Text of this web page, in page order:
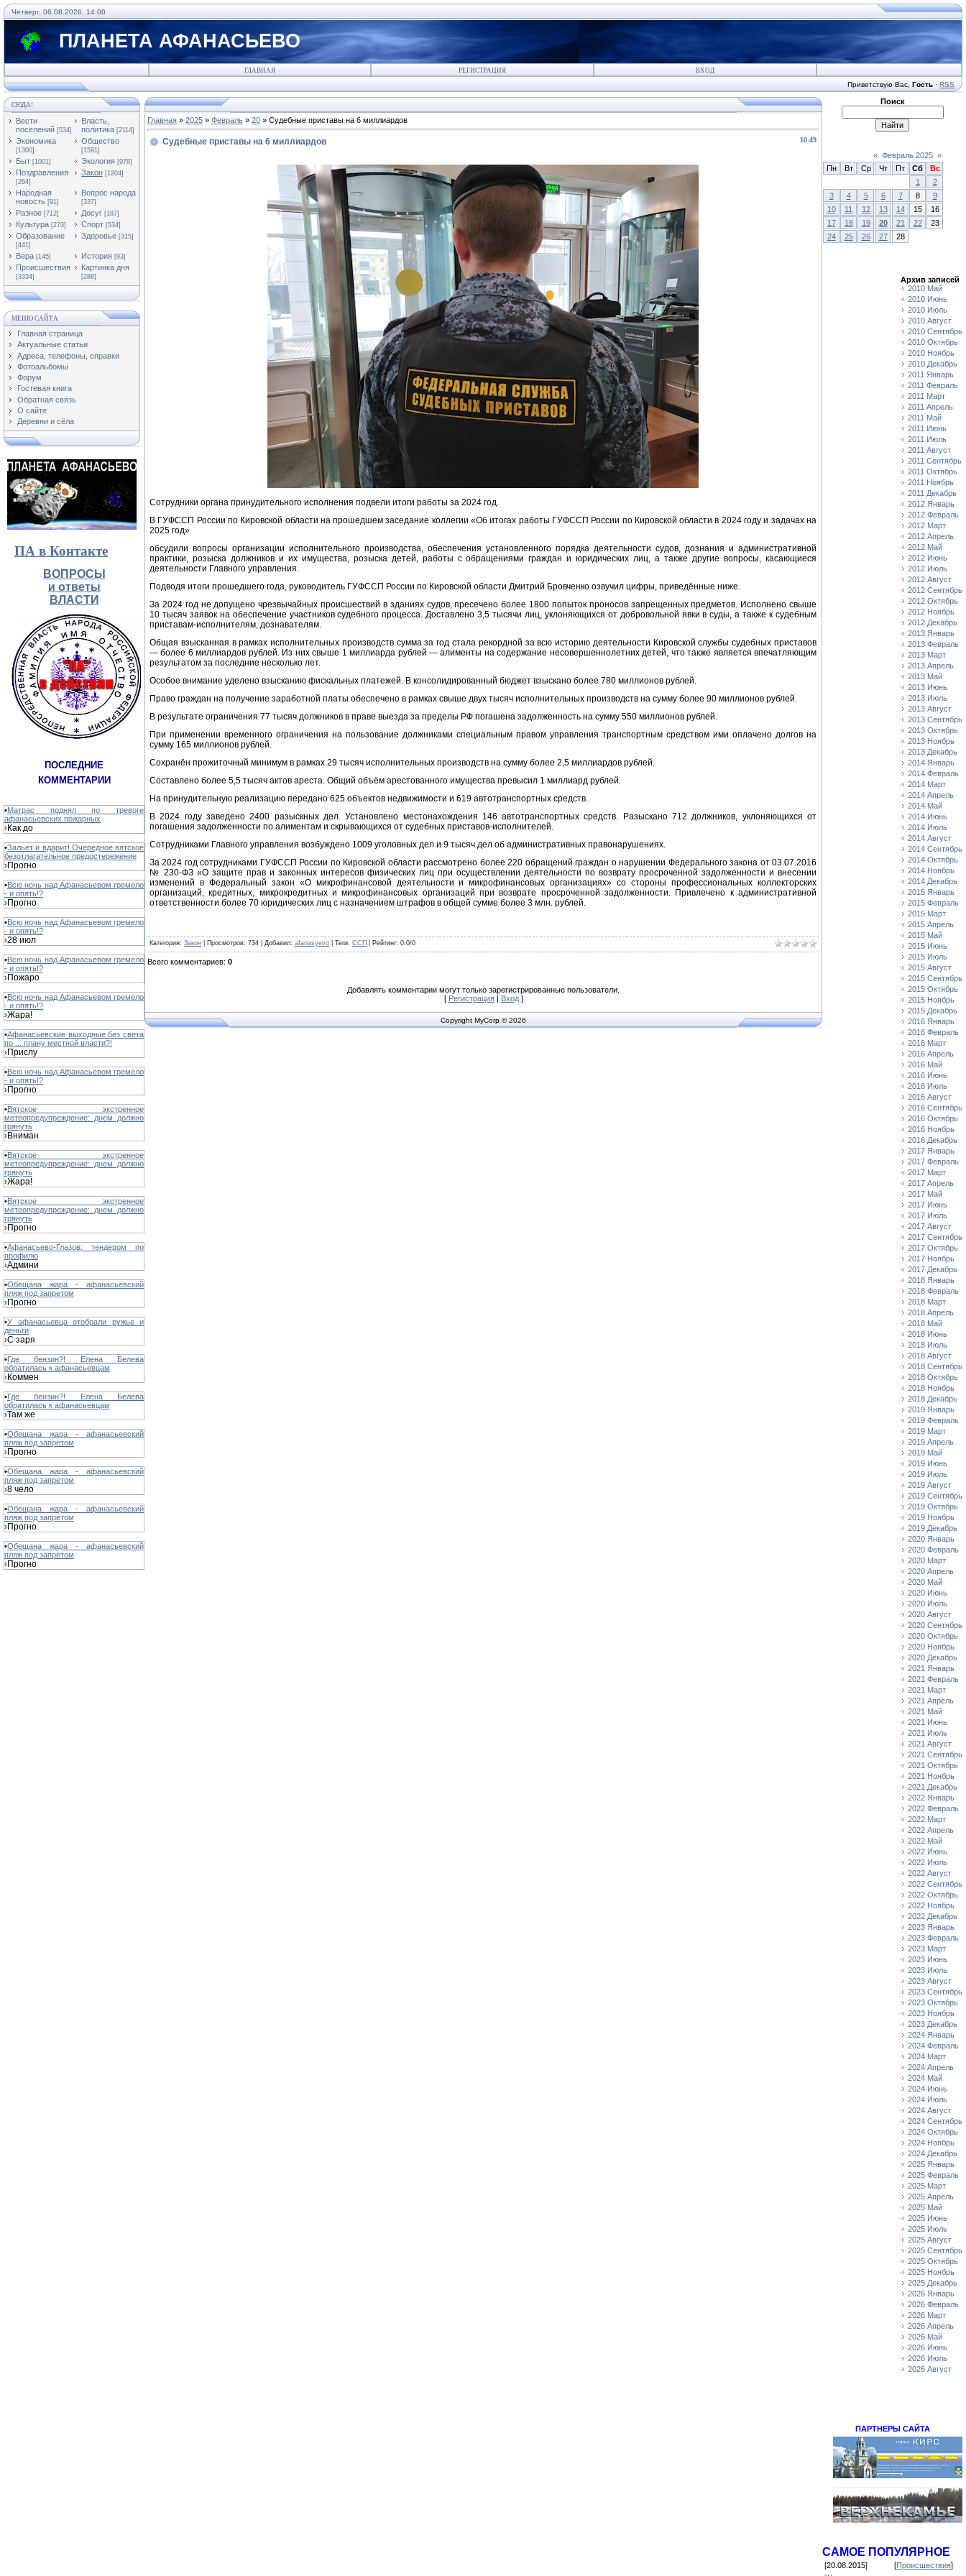
Четверг, 06.08.2026, 14:00
ПЛАНЕТА АФАНАСЬЕВО
ГЛАВНАЯ РЕГИСТРАЦИЯ ВХОД
Приветствую Вас Гость · RSS
СЮДА!
Вести
поселений [534]
Власть,
политика [2114]
Экономика
[1300]
Общество
[1591]
Быт [1001] Экология [978]
Поздравления
[264]
Закон [1204]
Народная
новость [91]
Вопрос народа
[337]
Разное [712] Досуг [187]
Культура [273] Спорт [534]
Образование
[441]
Здоровье [315]
Вера [145] История [93]
Происшествия
[3334]
Картинка дня
[288]
МЕНЮ САЙТА
Главная страница
Актуальные статьи
Адреса, телефоны, справки
Фотоальбомы
Форум
Гостевая книга
Обратная связь
О сайте
Деревни и сёла
ПА в Контакте
ВОПРОСЫ
и ответы
ВЛАСТИ
ПОСЛЕДНИЕ
КОММЕНТАРИИ
•Матрас поднял по тревоге
афанасьевских пожарных
›Как до
•Зальет и вдарит! Очередное вятское
безотлагательное предостережение
›Прогно
•Всю ночь над Афанасьевом гремело
- и опять!?
›Прогно
•Всю ночь над Афанасьевом гремело
- и опять!?
›28 июл
•Всю ночь над Афанасьевом гремело
- и опять!?
›Пожаро
•Всю ночь над Афанасьевом гремело
- и опять!?
›Жара!
•Афанасьевские выходные без света
по ... плану местной власти?!
›Прислу
•Всю ночь над Афанасьевом гремело
- и опять!?
›Прогно
•Вятское экстренное
метеопредупреждение: днем должно
грянуть
›Вниман
•Вятское экстренное
метеопредупреждение: днем должно
грянуть
›Жара!
•Вятское экстренное
метеопредупреждение: днем должно
грянуть
›Прогно
•Афанасьево-Глазов: тендером по
профилю
›Админи
•Обещана жара - афанасьевский
пляж под запретом
›Прогно
•У афанасьевца отобрали ружье и
деньги
›С заря
•Где бензин?! Елена Белева
обратилась к афанасьевцам
›Коммен
•Где бензин?! Елена Белева
обратилась к афанасьевцам
›Там же
•Обещана жара - афанасьевский
пляж под запретом
›Прогно
•Обещана жара - афанасьевский
пляж под запретом
›8 чело
•Обещана жара - афанасьевский
пляж под запретом
›Прогно
•Обещана жара - афанасьевский
пляж под запретом
›Прогно
Главная » 2025 » Февраль » 20 » Судебные приставы на 6 миллиардов
10:49
Судебные приставы на 6 миллиардов
Сотрудники органа принудительного исполнения подвели итоги работы за 2024 год.
В ГУФССП России по Кировской области на прошедшем заседание коллегии «Об итогах работы ГУФССП России по Кировской области в 2024 году и задачах на
2025 год»
обсудили вопросы организации исполнительного производства, обеспечения установленного порядка деятельности судов, дознания и административной
практики, розыска должников и их имущества, розыска детей, работы с обращениями граждан и юридических лиц, а также другие вопросы, касающиеся
деятельности Главного управления.
Подводя итоги прошедшего года, руководитель ГУФССП России по Кировской области Дмитрий Бровченко озвучил цифры, приведённые ниже.
За 2024 год не допущено чрезвычайных происшествий в зданиях судов, пресечено более 1800 попыток проносов запрещенных предметов. Исполнено свыше
10 тысяч заявок на обеспечение участников судебного процесса. Доставлено 3,5 тысячи лиц, уклоняющихся от добровольной явки в суды, а также к судебным
приставам-исполнителям, дознавателям.
Общая взысканная в рамках исполнительных производств сумма за год стала рекордной за всю историю деятельности Кировской службы судебных приставов
— более 6 миллиардов рублей. Из них свыше 1 миллиарда рублей — алименты на содержание несовершеннолетних детей, что также является впечатляющим
результатом за последние несколько лет.
Особое внимание уделено взысканию фискальных платежей. В консолидированный бюджет взыскано более 780 миллионов рублей.
Право граждан на получение заработной платы обеспечено в рамках свыше двух тысяч исполнительных производств на сумму более 90 миллионов рублей.
В результате ограничения 77 тысяч должников в праве выезда за пределы РФ погашена задолженность на сумму 550 миллионов рублей.
При применении временного ограничения на пользование должниками специальным правом управления транспортным средством ими оплачено долгов на
сумму 165 миллионов рублей.
Сохранён прожиточный минимум в рамках 29 тысяч исполнительных производств на сумму более 2,5 миллиардов рублей.
Составлено более 5,5 тысяч актов ареста. Общий объём арестованного имущества превысил 1 миллиард рублей.
На принудительную реализацию передано 625 объектов недвижимости и 619 автотранспортных средств.
В 2024 году заведено 2400 разыскных дел. Установлено местонахождения 146 автотранспортных средств. Разыскано 712 должников, уклоняющихся от
погашения задолженности по алиментам и скрывающихся от судебных приставов-исполнителей.
Сотрудниками Главного управления возбуждено 1009 уголовных дел и 9 тысяч дел об административных правонарушениях.
За 2024 год сотрудниками ГУФССП России по Кировской области рассмотрено более 220 обращений граждан о нарушении Федерального закона от 03.07.2016
№ 230-ФЗ «О защите прав и законных интересов физических лиц при осуществлении деятельности по возврату просроченной задолженности и внесении
изменений в Федеральный закон «О микрофинансовой деятельности и микрофинансовых организациях» со стороны профессиональных коллекторских
организаций, кредитных, микрокредитных и микрофинансовых организаций при возврате просроченной задолженности. Привлечено к административной
ответственности более 70 юридических лиц с назначением штрафов в общей сумме более 3 млн. рублей.
Категория: Закон Просмотров: 734 | Добавил: afanasyevo Теги: ССП Рейтинг: 0.0/0
Всего комментариев: 0
Добавлять комментарии могут только зарегистрированные пользователи.
[ Регистрация| Вход]
Copyright MyCorp © 2026
Поиск
« Февраль 2025 »
Пн
Вт Ср Чт Пт Сб
Вс
1
2
3
4 5 6 7 8
9
10
11 12 13 14 15
16
17
18 19 20 21 22
23
24
25 26 27 28
Архив записей
2010 Май
2010 Июнь
2010 Июль
2010 Август
2010 Сентябрь
2010 Октябрь
2010 Ноябрь
2010 Декабрь
2011 Январь
2011 Февраль
2011 Март
2011 Апрель
2011 Май
2011 Июнь
2011 Июль
2011 Август
2011 Сентябрь
2011 Октябрь
2011 Ноябрь
2011 Декабрь
2012 Январь
2012 Февраль
2012 Март
2012 Апрель
2012 Май
2012 Июнь
2012 Июль
2012 Август
2012 Сентябрь
2012 Октябрь
2012 Ноябрь
2012 Декабрь
2013 Январь
2013 Февраль
2013 Март
2013 Апрель
2013 Май
2013 Июнь
2013 Июль
2013 Август
2013 Сентябрь
2013 Октябрь
2013 Ноябрь
2013 Декабрь
2014 Январь
2014 Февраль
2014 Март
2014 Апрель
2014 Май
2014 Июнь
2014 Июль
2014 Август
2014 Сентябрь
2014 Октябрь
2014 Ноябрь
2014 Декабрь
2015 Январь
2015 Февраль
2015 Март
2015 Апрель
2015 Май
2015 Июнь
2015 Июль
2015 Август
2015 Сентябрь
2015 Октябрь
2015 Ноябрь
2015 Декабрь
2016 Январь
2016 Февраль
2016 Март
2016 Апрель
2016 Май
2016 Июнь
2016 Июль
2016 Август
2016 Сентябрь
2016 Октябрь
2016 Ноябрь
2016 Декабрь
2017 Январь
2017 Февраль
2017 Март
2017 Апрель
2017 Май
2017 Июнь
2017 Июль
2017 Август
2017 Сентябрь
2017 Октябрь
2017 Ноябрь
2017 Декабрь
2018 Январь
2018 Февраль
2018 Март
2018 Апрель
2018 Май
2018 Июнь
2018 Июль
2018 Август
2018 Сентябрь
2018 Октябрь
2018 Ноябрь
2018 Декабрь
2019 Январь
2019 Февраль
2019 Март
2019 Апрель
2019 Май
2019 Июнь
2019 Июль
2019 Август
2019 Сентябрь
2019 Октябрь
2019 Ноябрь
2019 Декабрь
2020 Январь
2020 Февраль
2020 Март
2020 Апрель
2020 Май
2020 Июнь
2020 Июль
2020 Август
2020 Сентябрь
2020 Октябрь
2020 Ноябрь
2020 Декабрь
2021 Январь
2021 Февраль
2021 Март
2021 Апрель
2021 Май
2021 Июнь
2021 Июль
2021 Август
2021 Сентябрь
2021 Октябрь
2021 Ноябрь
2021 Декабрь
2022 Январь
2022 Февраль
2022 Март
2022 Апрель
2022 Май
2022 Июнь
2022 Июль
2022 Август
2022 Сентябрь
2022 Октябрь
2022 Ноябрь
2022 Декабрь
2023 Январь
2023 Февраль
2023 Март
2023 Июнь
2023 Июль
2023 Август
2023 Сентябрь
2023 Октябрь
2023 Ноябрь
2023 Декабрь
2024 Январь
2024 Февраль
2024 Март
2024 Апрель
2024 Май
2024 Июнь
2024 Июль
2024 Август
2024 Сентябрь
2024 Октябрь
2024 Ноябрь
2024 Декабрь
2025 Январь
2025 Февраль
2025 Март
2025 Апрель
2025 Май
2025 Июнь
2025 Июль
2025 Август
2025 Сентябрь
2025 Октябрь
2025 Ноябрь
2025 Декабрь
2026 Январь
2026 Февраль
2026 Март
2026 Апрель
2026 Май
2026 Июнь
2026 Июль
2026 Август
ПАРТНЕРЫ САЙТА
САМОЕ ПОПУЛЯРНОЕ
[20.08.2015] [Происшествия]